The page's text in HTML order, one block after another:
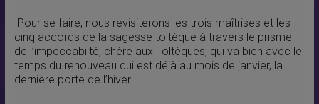
Pour se faire, nous revisiterons les trois maîtrises et les
cinq accords de la sagesse toltèque à travers le prisme
de l’impeccabilté, chère aux Toltèques, qui va bien avec le
temps du renouveau qui est déjà au mois de janvier, la
dernière porte de l’hiver.